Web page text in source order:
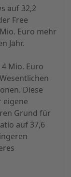
auf 32,2
Free
Euro mehr
Jahr.
Mio. Euro
Diese
eigene
Grund für
auf 37,6